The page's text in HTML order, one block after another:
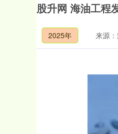
股升网 海油工程
2025年 来源